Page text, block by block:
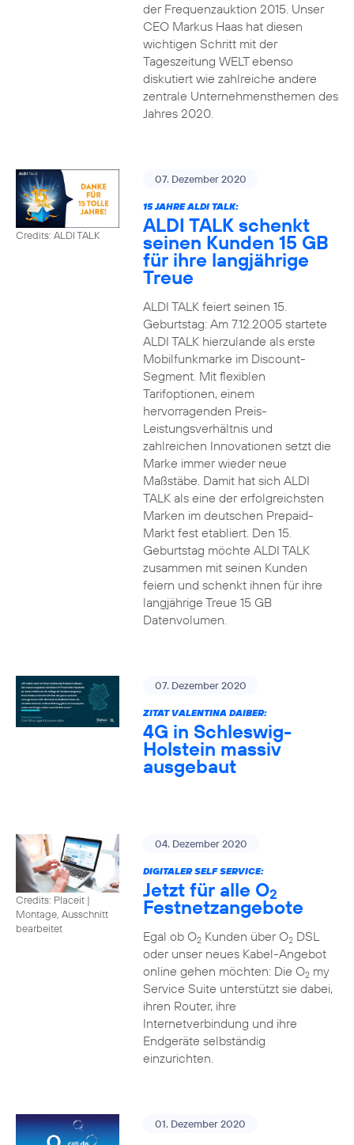
der Frequenzauktion 2015. Unser
CEO Markus Haas hat diesen
wichtigen Schritt mit der
Tageszeitung WELT ebenso
diskutiert wie zahlreiche andere
zentrale Unternehmensthemen des
Jahres 2020.
Credits: ALDI TALK
07. Dezember 2020
15 JAHRE ALDI TALK:
ALDI TALK schenkt
seinen Kunden 15 GB
für ihre langjährige
Treue
ALDI TALK feiert seinen 15.
Geburtstag: Am 7.12.2005 startete
ALDI TALK hierzulande als erste
Mobilfunkmarke im Discount-
Segment. Mit flexiblen
Tarifoptionen, einem
hervorragenden Preis-
Leistungsverhältnis und
zahlreichen Innovationen setzt die
Marke immer wieder neue
Maßstäbe. Damit hat sich ALDI
TALK als eine der erfolgreichsten
Marken im deutschen Prepaid-
Markt fest etabliert. Den 15.
Geburtstag möchte ALDI TALK
zusammen mit seinen Kunden
feiern und schenkt ihnen für ihre
langjährige Treue 15 GB
Datenvolumen.
07. Dezember 2020
ZITAT VALENTINA DAIBER:
4G in Schleswig-
Holstein massiv
ausgebaut
Credits: Placeit |
Montage, Ausschnitt
bearbeitet
04. Dezember 2020
DIGITALER SELF SERVICE:
Jetzt für alle O2
Festnetzangebote
Egal ob O2Kunden über O2DSL
oder unser neues Kabel-Angebot
online gehen möchten: Die O2my
Service Suite unterstützt sie dabei,
ihren Router, ihre
Internetverbindung und ihre
Endgeräte selbständig
einzurichten.
01. Dezember 2020